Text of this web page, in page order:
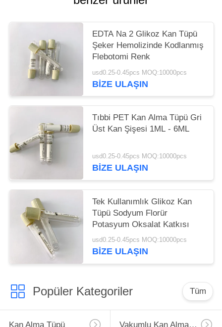
EDTA Na 2 Glikoz Kan Tüpü
Şeker Hemolizinde Kodlanmış
Flebotomi Renk
usd0.25-0.45pcs MOQ:10000pcs
BIZE ULAŞIN
Tıbbi PET Kan Alma Tüpü Gri
Üst Kan Şişesi 1ML - 6ML
usd0.25-0.45pcs MOQ:10000pcs
BIZE ULAŞIN
Tek Kullanımlık Glikoz Kan
Tüpü Sodyum Florür
Potasyum Oksalat Katkısı
usd0.25-0.45pcs MOQ:10000pcs
BIZE ULAŞIN
Popüler Kategoriler Tüm
Kan Alma Tüpü Vakumlu Kan Alma Tüpü